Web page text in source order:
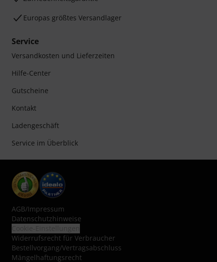
Europas größtes Versandlager
Service
Versandkosten und Lieferzeiten
Hilfe-Center
Gutscheine
Kontakt
Ladengeschäft
Service im Überblick
AGB/Impressum
Datenschutzhinweise
Widerrufsrecht für Verbraucher
Bestellvorgang/Vertragsabschluss
Mängelhaftungsrecht